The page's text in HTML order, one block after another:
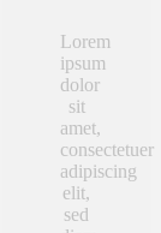
Lorem
ipsum
dolor
sit
amet,
consectetuer
adipiscing
elit,
sed